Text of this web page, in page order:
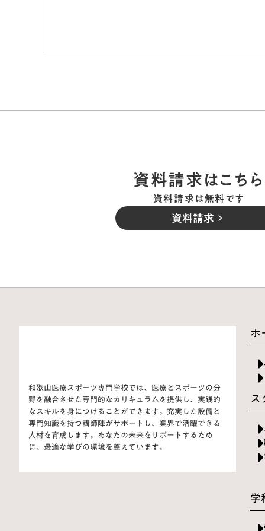
資料請求はこちら
資料請求は無料です
資料請求 keyboard_arrow_right
和歌山医療スポーツ専門学校では、医療とスポーツの分
野を融合させた専門的なカリキュラムを提供し、実践的
なスキルを身につけることができます。充実した設備と
専門知識を持つ講師陣がサポートし、業界で活躍できる
人材を育成します。あなたの未来をサポートするため
に、最適な学びの環境を整えています。
ホ